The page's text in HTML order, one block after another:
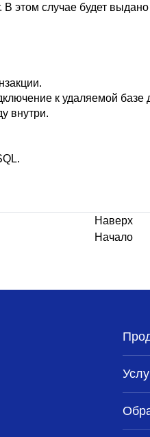
этом случае будет
к удаляемой
внутри.
Наверх
Начало